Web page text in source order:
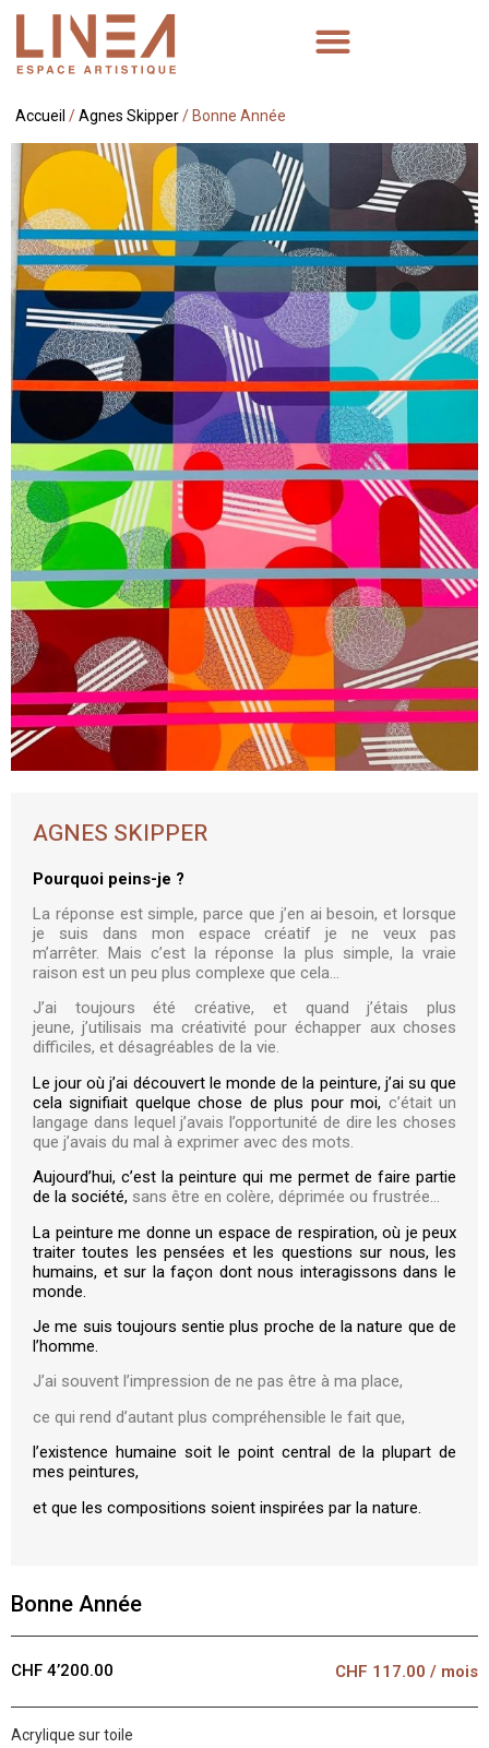
Accueil /Agnes Skipper/ Bonne Année
AGNES SKIPPER
Pourquoi peins-je ?
La réponse est simple, parce que j’en ai besoin, etlorsque
je suis dans mon espace créatifje ne veux pas
m’arrêter.Mais c’est la réponse la plus simple, la vraie
raison est un peu plus complexe que cela…
J’ai toujours été créative, et quand j’étais plus
jeune,j’utilisais ma créativité pour échapper aux choses
difficiles, et désagréables de la vie.
Le jour où j’ai découvert le monde de la peinture, j’ai su que
cela signifiait quelque chose de plus pour moi, c’était un
langage dans lequel j’avais l’opportunité de dire les choses
que j’avais du mal à exprimer avec des mots.
Aujourd’hui, c’est la peinture qui me permet de faire partie
de la société, sans être en colère, déprimée ou frustrée…
La peinture me donne un espace de respiration, où je peux
traiter toutes les pensées et les questions sur nous, les
humains, et sur la façon dont nous interagissons dans le
monde.
Je me suis toujours sentie plus proche de la nature que de
l’homme.
J’ai souvent l’impression de ne pas être à ma place,
ce qui rend d’autant plus compréhensible le fait que,
l’existence humaine soit le point central de la plupart de
mes peintures,
et que les compositions soient inspirées par la nature.
Bonne Année
CHF 117.00 / mois
CHF 4’200.00
Acrylique sur toile